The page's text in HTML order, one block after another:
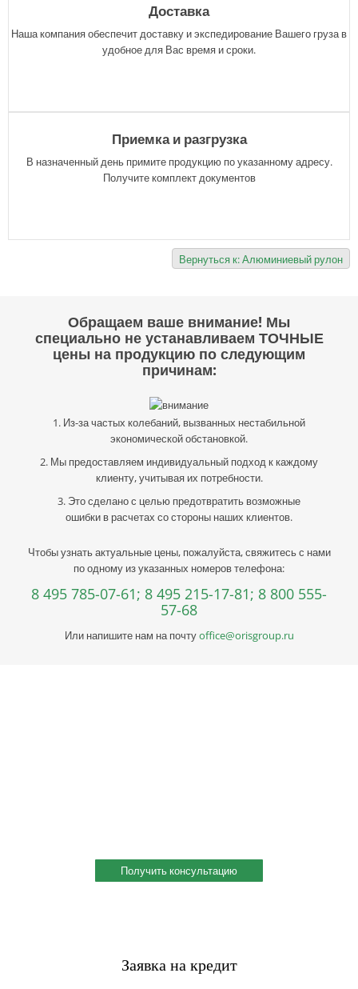
Доставка
Наша компания обеспечит доставку и экспедирование Вашего груза в
удобное для Вас время и сроки.
Приемка и разгрузка
В назначенный день примите продукцию по указанному адресу.
Получите комплект документов
Вернуться к: Алюминиевый рулон
Обращаем ваше внимание! Мы
специально не устанавливаем ТОЧНЫЕ
цены на продукцию по следующим
причинам:
1. Из-за частых колебаний, вызванных нестабильной
экономической обстановкой.
2. Мы предоставляем индивидуальный подход к каждому
клиенту, учитывая их потребности.
3. Это сделано с целью предотвратить возможные
ошибки в расчетах со стороны наших клиентов.
Чтобы узнать актуальные цены, пожалуйста, свяжитесь с нами
по одному из указанных номеров телефона:
8 495 785-07-61; 8 495 215-17-81; 8 800 555-
57-68
Или напишите нам на почтуoffice@orisgroup.ru
Получить консультацию
Заявка на кредит